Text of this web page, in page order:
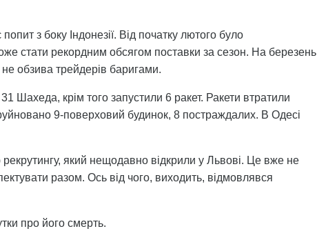
з боку Індонезії. Від початку лютого було
стати рекордним обсягом поставки за сезон. На березень
обзива трейдерів баригами.
крім того запустили 6 ракет. Ракети втратили
9-поверховий будинок, 8 постраждалих. В Одесі
який нещодавно відкрили у Львові. Це вже не
разом. Ось від чого, виходить, відмовлявся
про його смерть.